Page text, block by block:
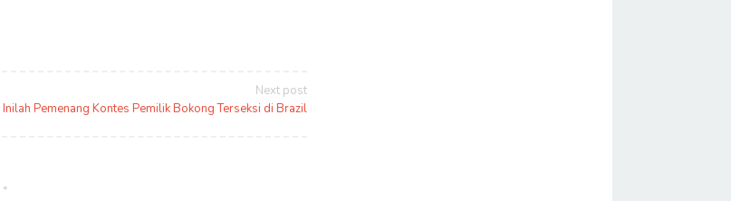
Next post
Inilah Pemenang Kontes Pemilik Bokong Terseksi di Brazil
*